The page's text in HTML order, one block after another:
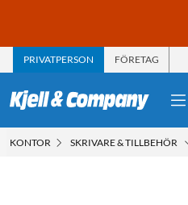
PRIVATPERSON FÖRETAG
KONTOR SKRIVARE & TILLBEHÖR